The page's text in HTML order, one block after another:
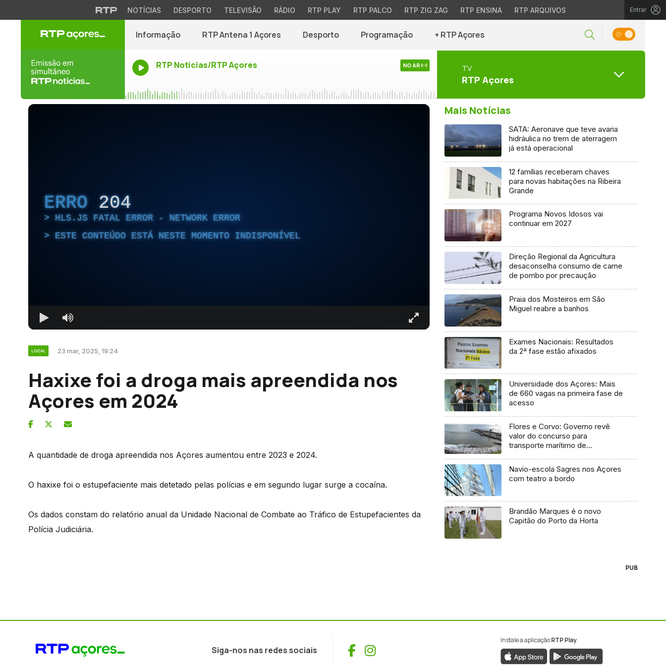
NOTÍCIAS DESPORTO TELEVISÃO RÁDIO RTP PLAY RTP PALCO RTP ZIG ZAG RTP ENSINA RTP ARQUIVOS Entrar
Informação RTP Antena 1 Açores Desporto Programação + RTP Açores
RTP Noticias/RTP Açores NO AR TV
RTP Açores
ERRO 204
HLS.JS FATAL ERROR - NETWORK ERROR
ESTE CONTEÚDO ESTÁ NESTE MOMENTO INDISPONÍVEL
LOCAL 23 mar, 2025, 19:24
Haxixe foi a droga mais apreendida nos
Açores em 2024
A quantidade de droga apreendida nos Açores aumentou entre 2023 e 2024.
O haxixe foi o estupefaciente mais detetado pelas polícias e em segundo lugar surge a cocaína.
Os dados constam do relatório anual da Unidade Nacional de Combate ao Tráfico de Estupefacientes da
Polícia Judiciária.
Mais Notícias
SATA: Aeronave que teve avaria
hidráulica no trem de aterragem
já está operacional
12 famílias receberam chaves
para novas habitações na Ribeira
Grande
Programa Novos Idosos vai
continuar em 2027
Direção Regional da Agricultura
desaconselha consumo de carne
de pombo por precaução
Praia dos Mosteiros em São
Miguel reabre a banhos
Exames Nacionais: Resultados
da 2ª fase estão afixados
Universidade dos Açores: Mais
de 660 vagas na primeira fase de
acesso
Flores e Corvo: Governo revê
valor do concurso para
transporte marítimo de
Navio-escola Sagres nos Açores
com teatro a bordo
Brandão Marques é o novo
Capitão do Porto da Horta
PUB
Siga-nos nas redes sociais Facebook
Instagram
Instale a aplicaçãoRTP Play